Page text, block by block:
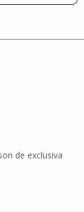
de exclusiva